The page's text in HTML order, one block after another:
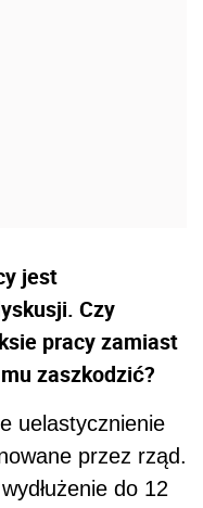
jest
Czy
pracy zamiast
zaszkodzić?
uelastycznienie
przez rząd.
do 12